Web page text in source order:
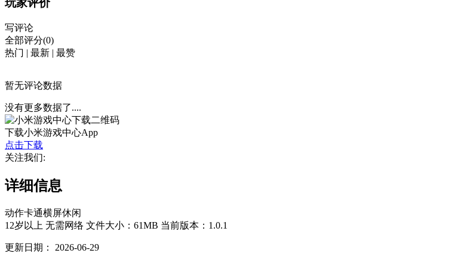
玩家评价
写评论
全部评分(0)
热门 | 最新 | 最赞
暂无评论数据
没有更多数据了....
下载小米游戏中心App
点击下载
关注我们:
详细信息
动作卡通横屏休闲
12岁以上 无需网络 文件大小：61MB 当前版本：1.0.1
更新日期： 2026-06-29